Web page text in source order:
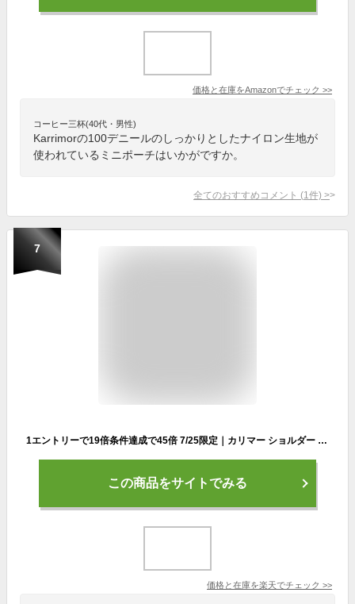
価格と在庫をAmazonでチェック >>
コーヒー三杯(40代・男性)
Karrimorの100デニールのしっかりとしたナイロン生地が
使われているミニポーチはいかがですか。
全てのおすすめコメント (1 件) >
7
1エントリーで19倍条件達成で45倍 7/25限定｜カリマー ショルダー karrimor ショルダーバッグ VT pouch VTポーチ 斜めがけバッグ 2WAY ポーチ ショルダーポーチ メンズ レディース ミニショルダー 軽量 ウエストポーチ 501116
この商品をサイトでみる
価格と在庫を楽天でチェック >>